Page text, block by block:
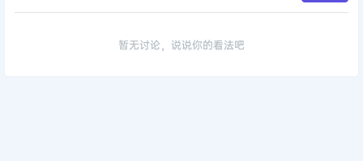
暂无讨论，说说你的看法吧